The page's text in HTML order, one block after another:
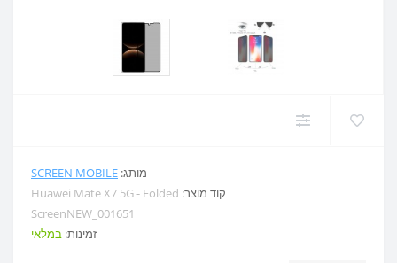
מותג: SCREEN MOBILE
קוד מוצר: Huawei Mate X7 5G - Folded
ScreenNEW_001651
זמינות: במלאי